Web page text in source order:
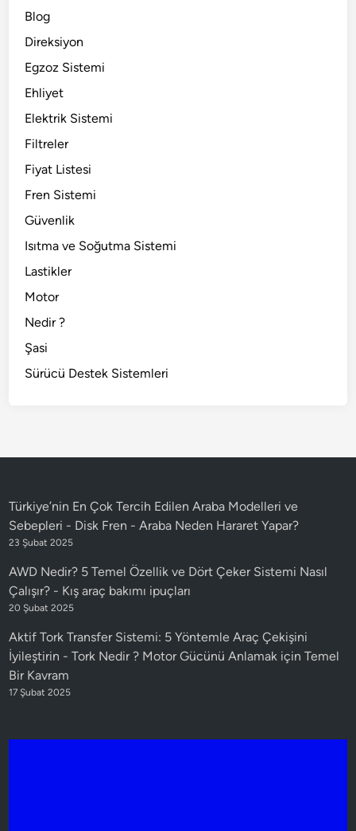
Blog
Direksiyon
Egzoz Sistemi
Ehliyet
Elektrik Sistemi
Filtreler
Fiyat Listesi
Fren Sistemi
Güvenlik
Isıtma ve Soğutma Sistemi
Lastikler
Motor
Nedir ?
Şasi
Sürücü Destek Sistemleri
Türkiye’nin En Çok Tercih Edilen Araba Modelleri ve
Sebepleri - Disk Fren -Araba Neden Hararet Yapar?
23 Şubat 2025
AWD Nedir? 5 Temel Özellik ve Dört Çeker Sistemi Nasıl
Çalışır? - Kış araç bakımı ipuçları
20 Şubat 2025
Aktif Tork Transfer Sistemi: 5 Yöntemle Araç Çekişini
İyileştirin -Tork Nedir ? Motor Gücünü Anlamak için Temel
Bir Kavram
17 Şubat 2025